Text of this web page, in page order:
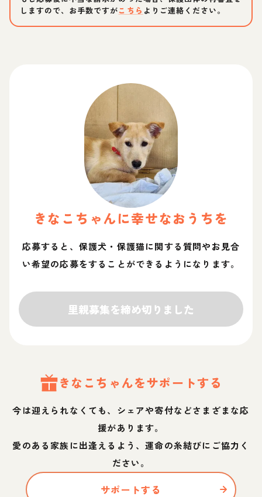
しますので、お手数ですがこちら よりご連絡ください。
きなこ ちゃんに幸せなおうちを
応募すると、保護犬・保護猫に関する質問やお見合
い希望の応募をすることができるようになります。
里親募集を締め切りました
きなこ ちゃんをサポートする
今は迎えられなくても、シェアや寄付などさまざまな応
援があります。
愛のある家族に出逢えるよう、運命の糸結びにご協力く
ださい。
サポートする